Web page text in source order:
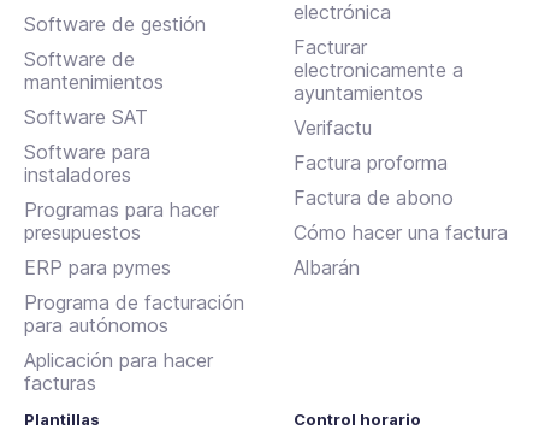
Software de gestión
Software de
mantenimientos
Software SAT
Software para
instaladores
Programas para hacer
presupuestos
ERP para pymes
Programa de facturación
para autónomos
Aplicación para hacer
facturas
electrónica
Facturar
electronicamente a
ayuntamientos
Verifactu
Factura proforma
Factura de abono
Cómo hacer una factura
Albarán
Plantillas Control horario